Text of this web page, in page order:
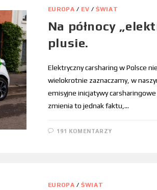
EUROPA / EV /ŚWIAT
Na północy
plusie.
Elektryczny carsharing w Polsce
wielokrotnie zaznaczamy, w
emisyjne inicjatywy
zmienia to jednak faktu,…
191 KOMENTARZY
EUROPA /ŚWIAT